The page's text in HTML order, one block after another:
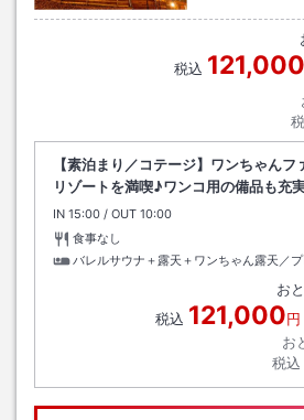
税込 121,000
【素泊まり／コテージ】ワンちゃん
リゾートを満喫♪ワンコ用の備品も充
IN チェックイン
15:00 / OUT チェックアウト
10:00
食事なし
バレルサウナ＋露天＋ワンちゃん露天／
お
税込 121,000円
お
税込